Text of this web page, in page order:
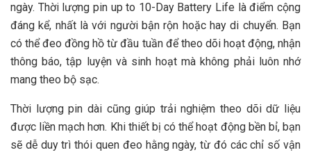
ngày. Thời lượng pin up to 10-Day Battery Life là điểm cộng
đáng kể, nhất là với người bận rộn hoặc hay di chuyển. Bạn
có thể đeo đồng hồ từ đầu tuần để theo dõi hoạt động, nhận
thông báo, tập luyện và sinh hoạt mà không phải luôn nhớ
mang theo bộ sạc.
Thời lượng pin dài cũng giúp trải nghiệm theo dõi dữ liệu
được liền mạch hơn. Khi thiết bị có thể hoạt động bền bỉ, bạn
sẽ dễ duy trì thói quen đeo hằng ngày, từ đó các chỉ số vận